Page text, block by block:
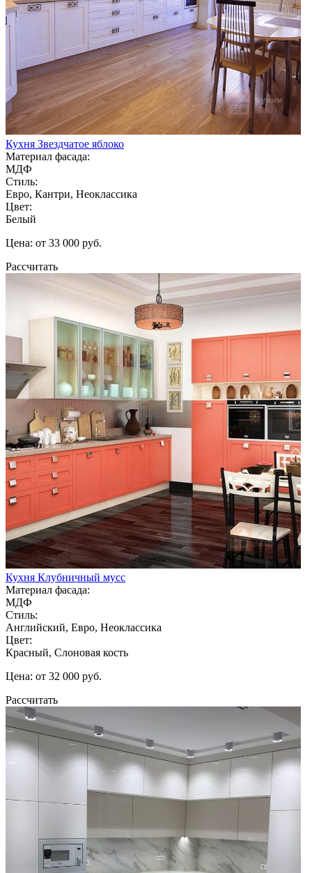
Кухня Звездчатое яблоко
Материал фасада:
МДФ
Стиль:
Евро, Кантри, Неоклассика
Цвет:
Белый
Цена: от 33 000 руб.
Рассчитать
Кухня Клубничный мусс
Материал фасада:
МДФ
Стиль:
Английский, Евро, Неоклассика
Цвет:
Красный, Слоновая кость
Цена: от 32 000 руб.
Рассчитать